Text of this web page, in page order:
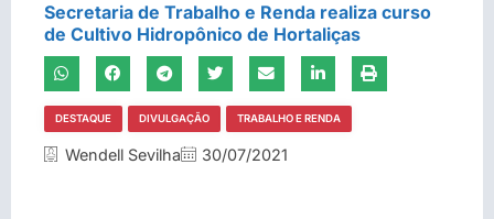
Secretaria de Trabalho e Renda realiza curso
de Cultivo Hidropônico de Hortaliças
DESTAQUE DIVULGAÇÃO TRABALHO E RENDA
Wendell Sevilha 30/07/2021